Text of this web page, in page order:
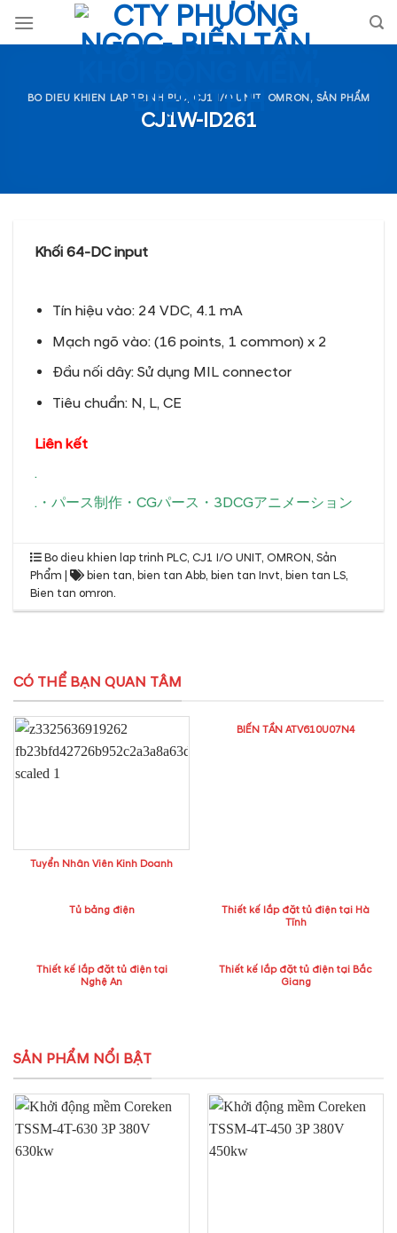
BO DIEU KHIEN LAP TRINH PLC, CJ1 I/O UNIT OMRON, SẢN PHẨM
CJ1W-ID261
Khối 64-DC input
Tín hiệu vào: 24 VDC, 4.1 mA
Mạch ngõ vào: (16 points, 1 common) x 2
Đầu nối dây: Sử dụng MIL connector
Tiêu chuẩn: N, L, CE
Liên kết
.
. ・ パース制作 ・ CGパース ・ 3DCGアニメーション
Bo dieu khien lap trinh PLC,CJ1 I/O UNIT,OMRON,Sản
Phẩm
| bien tan, bien tan Abb, bien tan Invt, bien tan LS,
Bien tan omron.
CÓ THỂ BẠN QUAN TÂM
Tuyển Nhân Viên Kinh Doanh
BIẾN TẦN ATV610U07N4
Tủ bảng điện
Thiết kế lắp đặt tủ điện tại Hà
Tĩnh
Thiết kế lắp đặt tủ điện tại
Nghệ An
Thiết kế lắp đặt tủ điện tại Bắc
Giang
SẢN PHẨM NỔI BẬT